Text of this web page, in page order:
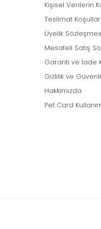
Kişisel Verilerin
Teslimat Koşulları
Üyelik
Mesafeli Satış
Garanti ve İade
Gizlilik ve
Hakkımızda
Pet Card